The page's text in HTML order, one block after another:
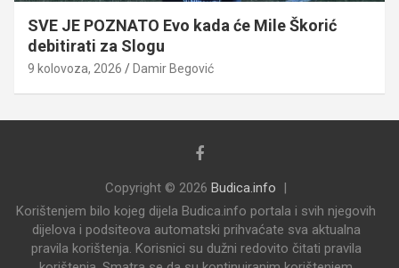
SVE JE POZNATO Evo kada će Mile Škorić
debitirati za Slogu
9 kolovoza, 2026 Damir Begović
Copyright © 2026 Budica.info
Korištenjem bilo kojeg dijela Budica.info portala i svih njegovih
dijelova i podsiteova automatski prihvaćate sva aktualna
pravila korištenja. Korisnici su dužni redovito čitati pravila